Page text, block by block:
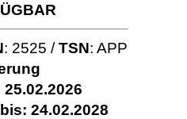
: 2525 /TSN: APP
24.02.2028